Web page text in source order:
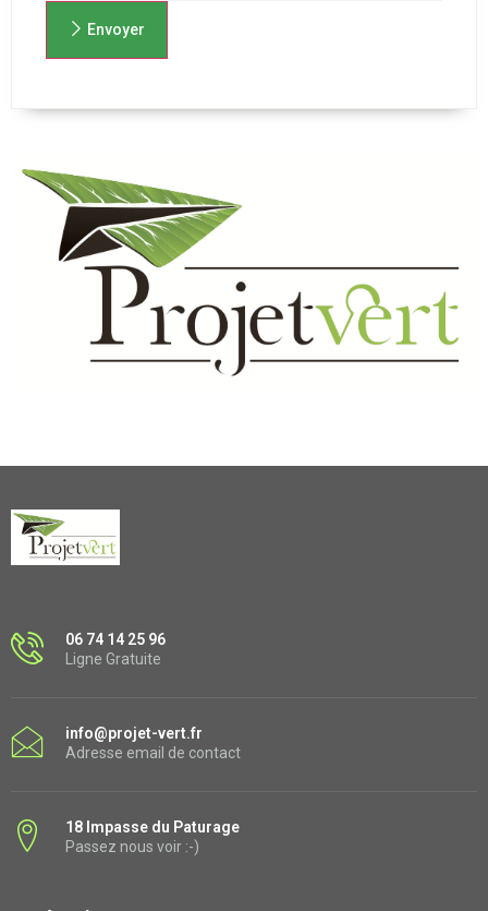
Envoyer
06 74 14 25 96
Ligne Gratuite
info@projet-vert.fr
Adresse email de contact
18 Impasse du Paturage
Passez nous voir :-)